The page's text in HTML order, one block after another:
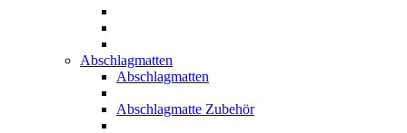
Abschlagmatten
Abschlagmatten
Abschlagmatte Zubehör